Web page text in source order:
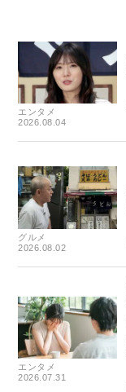
エンタメ
2026.08.04
グルメ
2026.08.02
エンタメ
2026.07.31